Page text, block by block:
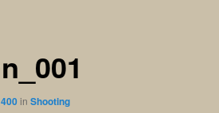
in Shooting